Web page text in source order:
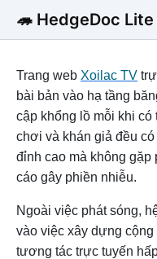
🦔 HedgeDoc
Trang web Xoilac TV
bài bản vào hạ tầng
cập khổng lồ mỗi khi
chơi và khán giả đều
đỉnh cao mà không gặp
cáo gây phiền nhiễu.
Ngoài việc phát sóng,
vào việc xây dựng
tương tác trực tuyến